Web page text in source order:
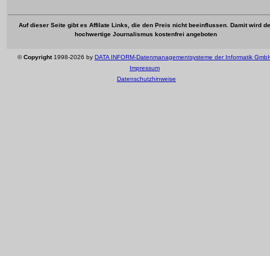
Auf dieser Seite gibt es Affilate Links, die den Preis nicht beeinflussen. Damit wird
hochwertige Journalismus kostenfrei angeboten
©Copyright1998-2026 by DATA INFORM-Datenmanagementsysteme der Informatik
Impressum
Datenschutzhinweise